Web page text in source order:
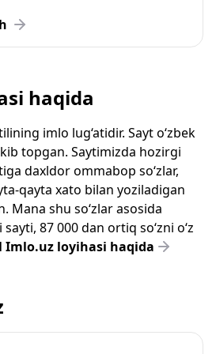
haqida
imlo lug‘atidir. Sayt o‘zbek
topgan. Saytimizda hozirgi
daxldor ommabop so‘zlar,
qayta xato bilan yoziladigan
Mana shu so‘zlar asosida
87 000 dan ortiq so‘zni o‘z
Imlo.uz loyihasi haqida